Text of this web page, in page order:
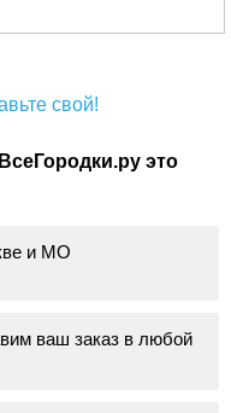
свой!
это
и МО
ваш заказ в любой